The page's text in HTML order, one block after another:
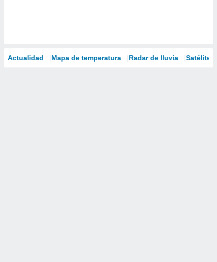
Actualidad Mapa de temperatura Radar de lluvia Satélites